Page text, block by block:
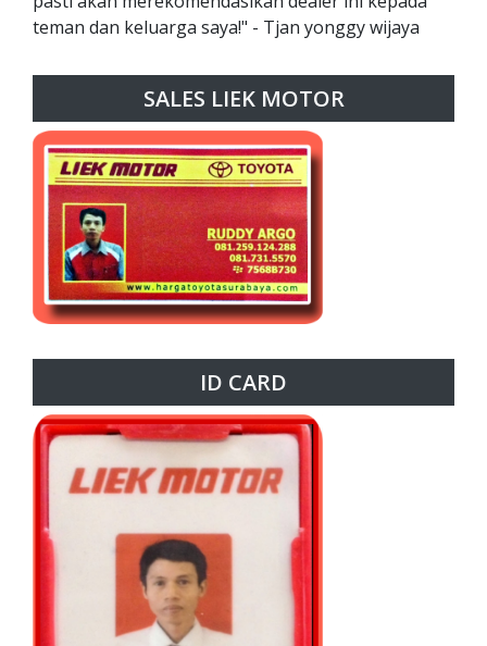
teman dan keluarga saya!" - Tjan yonggy wijaya
SALES LIEK MOTOR
ID CARD